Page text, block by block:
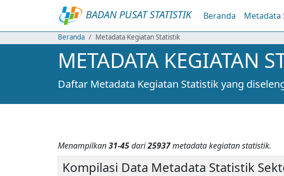
BADAN PUSAT STATISTIK Beranda Metadata
Beranda Metadata Kegiatan Statistik
METADATA KEGIATAN
Daftar Metadata Kegiatan Statistik yang
Menampilkan31-45dari25937metadata kegiatan statistik.
Kompilasi Data Metadata Statistik